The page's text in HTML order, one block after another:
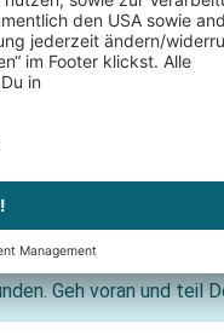
Geh voran und teil